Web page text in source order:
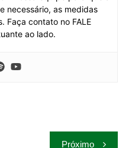
necessário, as medidas
Faça contato no FALE
ao lado.
Próximo